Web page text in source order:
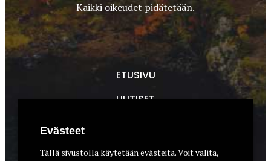
Kaikki oikeudet pidätetään.
ETUSIVU
UUTISET
ASEET & OPTIIKKA
Evästeet
Tällä sivustolla käytetään evästeitä. Voit valita,